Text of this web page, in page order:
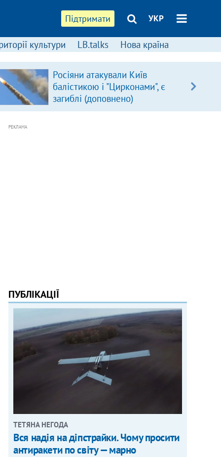
Підтримати УКР
культури LB.talks Нова країна
Росіяни атакували Київ
балістикою і "Цирконами", є
загиблі (доповнено)
РЕКЛАМА
ПУБЛІКАЦІЇ
ТЕТЯНА НЕГОДА
Вся надія на діпстрайки. Чому просити
антиракети по світу — марно